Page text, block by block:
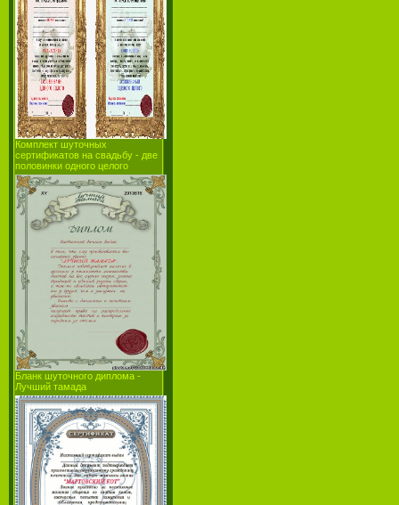
Комплект шуточных
сертификатов на свадьбу - две
половинки одного целого
Бланк шуточного диплома -
Лучший тамада